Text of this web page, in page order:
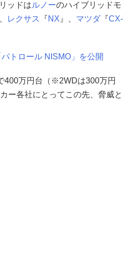
ッドはルノーのハイブリッドモ
レクサス 『NX 』、 マツダ 『CX-
トロール NISMO」を公開
400万円台（※2WDは300万円
ー各社にとってこの先、脅威と